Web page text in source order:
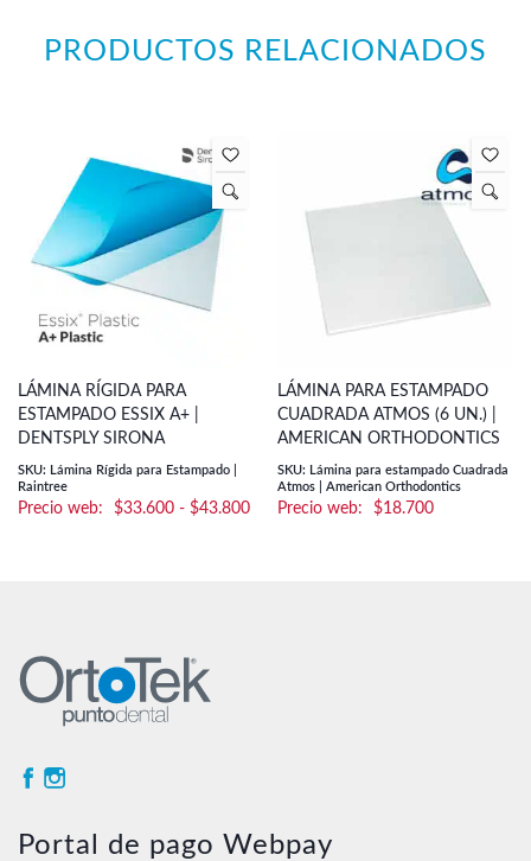
PRODUCTOS RELACIONADOS
LÁMINA RÍGIDA PARA
ESTAMPADO ESSIX A+ |
DENTSPLY SIRONA
SKU: Lámina Rígida para Estampado |
Raintree
$33.600 - $43.800Rango
LÁMINA PARA ESTAMPADO
CUADRADA ATMOS (6 UN.) |
AMERICAN ORTHODONTICS
SKU: Lámina para estampado Cuadrada
Atmos | American Orthodontics
$18.700
Portal de pago Webpay